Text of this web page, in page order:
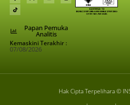
Papan Pemuka
Analitis
Kemaskini Terakhir :
07/08/2026
Hak Cipta Terpelihara ©